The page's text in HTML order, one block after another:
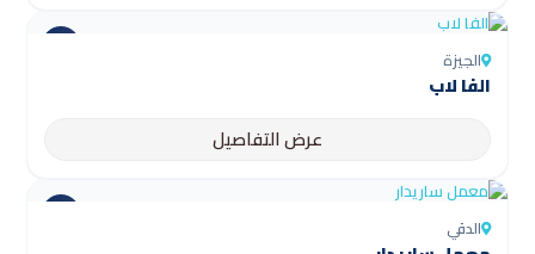
الجيزة
الفا لاب
عرض التفاصيل
الدقي